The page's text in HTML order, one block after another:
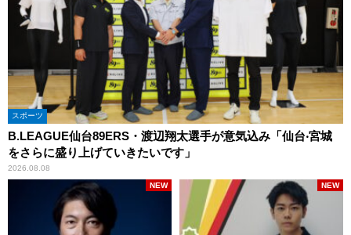
スポーツ
B.LEAGUE仙台89ERS・渡辺翔太選手が意気込み「仙台‧宮城
をさらに盛り上げていきたいです」
2026.08.08
NEW NEW